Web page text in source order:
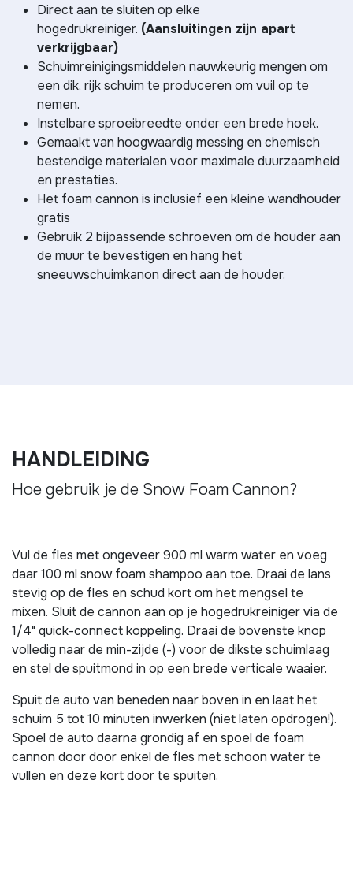
Direct aan te sluiten op elke
hogedrukreiniger. (Aansluitingen zijn apart
verkrijgbaar)
Schuimreinigingsmiddelen nauwkeurig mengen om
een dik, rijk schuim te produceren om vuil op te
nemen.
Instelbare sproeibreedte onder een brede hoek.
Gemaakt van hoogwaardig messing en chemisch
bestendige materialen voor maximale duurzaamheid
en prestaties.
Het foam cannon is inclusief een kleine wandhouder
gratis
Gebruik 2 bijpassende schroeven om de houder aan
de muur te bevestigen en hang het
sneeuwschuimkanon direct aan de houder.
HANDLEIDING
Hoe gebruik je de Snow Foam Cannon?
Vul de fles met ongeveer 900 ml warm water en voeg
daar 100 ml snow foam shampoo aan toe. Draai de lans
stevig op de fles en schud kort om het mengsel te
mixen. Sluit de cannon aan op je hogedrukreiniger via de
1/4" quick-connect koppeling. Draai de bovenste knop
volledig naar de min-zijde (-) voor de dikste schuimlaag
en stel de spuitmond in op een brede verticale waaier.
Spuit de auto van beneden naar boven in en laat het
schuim 5 tot 10 minuten inwerken (niet laten opdrogen!).
Spoel de auto daarna grondig af en spoel de foam
cannon door door enkel de fles met schoon water te
vullen en deze kort door te spuiten.